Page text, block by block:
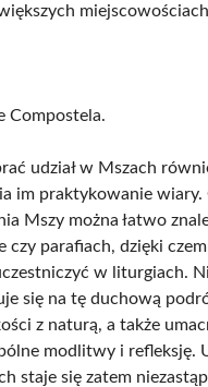
Compostela.
udział w Mszach
im praktykowanie wiary.
Mszy można łatwo
czy parafiach, dzięki
w liturgiach.
się na tę duchową
z naturą, a także
modlitwy i refleksję.
staje się zatem